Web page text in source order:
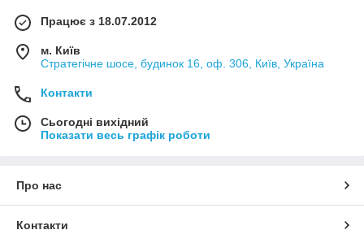
Працює з 18.07.2012
м. Київ
Стратегічне шосе, будинок 16, оф. 306, Київ, Україна
Контакти
Сьогодні вихідний
Показати весь графік роботи
Про нас
Контакти